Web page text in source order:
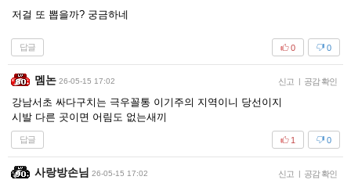
저걸 또 뽑을까? 궁금하네
답글 0
0
멤논 26-05-15 17:02 신고 | 공감 확인
강남서초 싸다구치는 극우꼴통 이기주의 지역이니 당선이지
시발 다른 곳이면 어림도 없는새끼
답글 0
1
사랑방손님 26-05-15 17:02 신고 | 공감 확인